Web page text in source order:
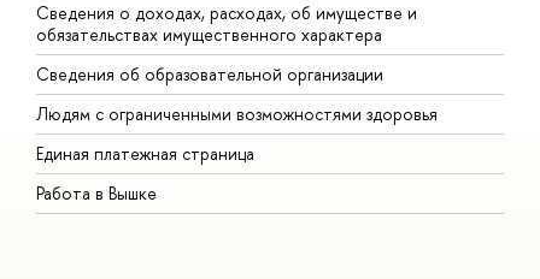
Сведения о доходах, расходах, об имуществе и
обязательствах имущественного характера
Сведения об образовательной организации
Людям с ограниченными возможностями здоровья
Единая платежная страница
Работа в Вышке